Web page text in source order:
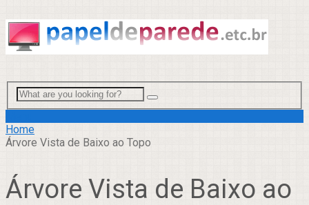
Home
Árvore Vista de Baixo ao Topo
Árvore Vista de Baixo ao